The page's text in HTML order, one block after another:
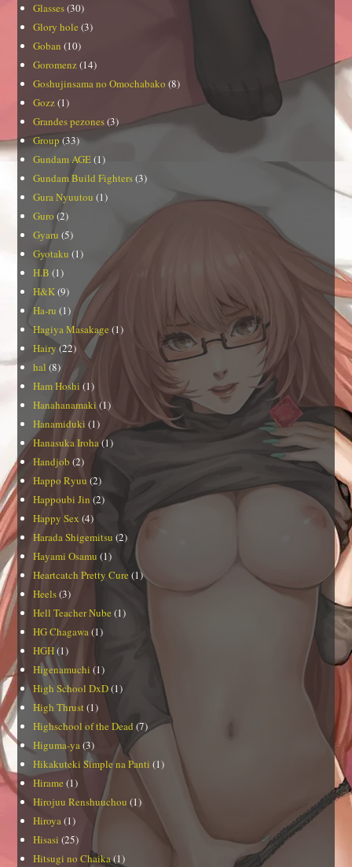
Glasses(30)
Glory hole (3)
Goban (10)
Goromenz(14)
Goshujinsama no Omochabako (8)
Gozz(1)
Grandes pezones(3)
Group (33)
Gundam AGE(1)
Gundam Build Fighters(3)
Gura Nyuutou (1)
Guro (2)
Gyaru (5)
Gyotaku (1)
H.B (1)
H&K(9)
Ha-ru (1)
Hagiya Masakage (1)
Hairy (22)
hal (8)
Ham Hoshi (1)
Hanahanamaki (1)
Hanamiduki (1)
Hanasuka Iroha(1)
Handjob (2)
Happo Ryuu (2)
Happoubi Jin (2)
Happy Sex (4)
Harada Shigemitsu (2)
Hayami Osamu (1)
Heartcatch Pretty Cure(1)
Heels(3)
Hell Teacher Nube (1)
HG Chagawa (1)
HGH(1)
Higenamuchi (1)
High School DxD(1)
High Thrust (1)
Highschool of the Dead (7)
Higuma-ya (3)
Hikakuteki Simple na Panti (1)
Hirame (1)
Hirojuu Renshuuchou (1)
Hiroya (1)
Hisasi (25)
Hitsugi no Chaika(1)